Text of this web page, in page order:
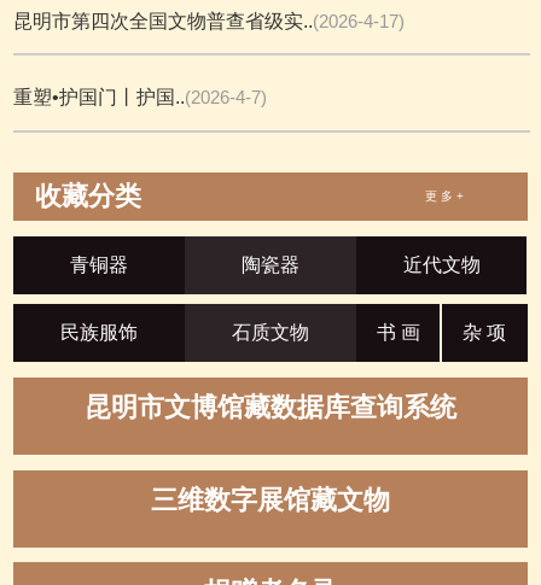
昆明市第四次全国文物普查省级实..(2026-4-17)
重塑•护国门丨护国..(2026-4-7)
收藏分类 更 多 +
青铜器 陶瓷器 近代文物
民族服饰 石质文物 书 画 杂 项
昆明市文博馆藏数据库查询系统
三维数字展馆藏文物